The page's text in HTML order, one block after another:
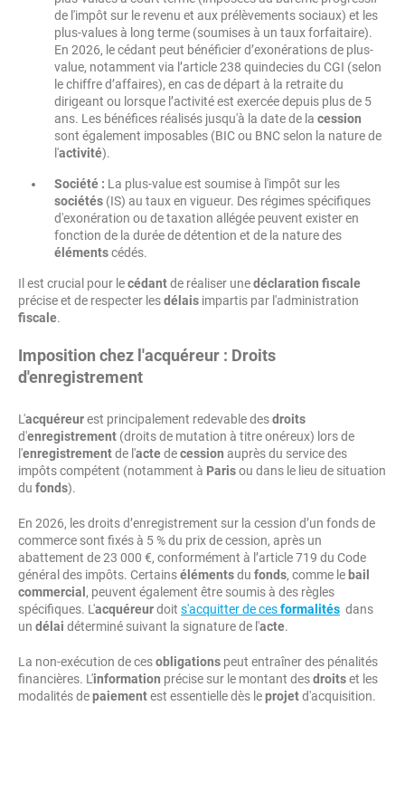
de l'impôt sur le revenu et aux prélèvements sociaux) et les
plus-values à long terme (soumises à un taux forfaitaire).
En 2026, le cédant peut bénéficier d’exonérations de plus-
value, notamment via l’article 238 quindecies du CGI (selon
le chiffre d’affaires), en cas de départ à la retraite du
dirigeant ou lorsque l’activité est exercée depuis plus de 5
ans. Les bénéfices réalisés jusqu'à la date de la cession
sont également imposables (BIC ou BNC selon la nature de
l'activité).
Société : La plus-value est soumise à l'impôt sur les
sociétés (IS) au taux en vigueur. Des régimes spécifiques
d'exonération ou de taxation allégée peuvent exister en
fonction de la durée de détention et de la nature des
élémentscédés.
Il est crucial pour lecédantde réaliser unedéclaration fiscale
précise et de respecter lesdélais impartis par l'administration
fiscale.
Imposition chez l'acquéreur : Droits
d'enregistrement
L'acquéreurest principalement redevable desdroits
d'enregistrement (droits de mutation à titre onéreux) lors de
l'enregistrementde l'actedecession auprès du service des
impôts compétent (notamment à Parisou dans le lieu de situation
du fonds).
En 2026, les droits d’enregistrement sur la cession d’un fonds de
commerce sont fixés à 5 % du prix de cession, après un
abattement de 23 000 €, conformément à l’article 719 du Code
général des impôts. Certainsélémentsdu fonds, comme le bail
commercial , peuvent également être soumis à des règles
spécifiques. L'acquéreurdoit s'acquitter de cesformalités dans
un délai déterminé suivant la signature de l'acte.
La non-exécution de cesobligations peut entraîner des pénalités
financières. L'information précise sur le montant desdroitset les
modalités depaiementest essentielle dès leprojetd'acquisition.